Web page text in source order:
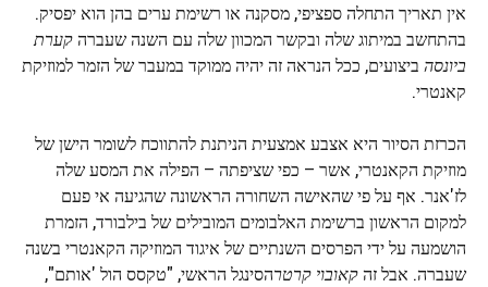
אין תאריך התחלה ספציפי, מסקנה או רשימת ערים בהן הוא יפסיק.
בהתחשב במיתוג שלה ובקשר המכוון שלה עם השנה שעברהקערת
ביונסה ביצועים, ככל הנראה זה יהיה ממוקד במעבר של הזמר למוזיקת
​​קאנטרי.
הכרזת הסיור היא אצבע אמצעית הניתנת להתווכח לשומר הישן של
מוזיקת ​​הקאנטרי, אשר – כפי שציפתה – הפילה את המסע שלה
לז'אנר. אף על פי שהאישה השחורה הראשונה שהגיעה אי פעם
למקום הראשון ברשימת האלבומים המובילים של בילבורד, הזמרת
הושמעה על ידי הפרסים השנתיים של איגוד המוזיקה הקאנטרי בשנה
שעברה. אבל זהקאובוי קרטרהסינגל הראשי, "טקסס הול 'אותם",